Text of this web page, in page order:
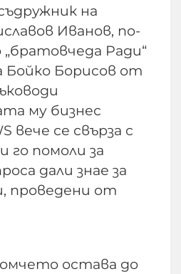
на
Иванов, по-
Ради“
Бойко Борисов от
му бизнес
вече се свърза с
го помоли за
дали знае за
проведени от
остава до